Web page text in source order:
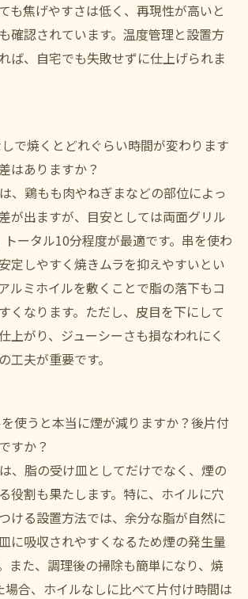
も焦げやすさは低く、再現性が高いと
確認されています。温度管理と設置方
ば、自宅でも失敗せずに仕上げられま
で焼くとどれぐらい時間が変わります
はありますか？
、鶏もも肉やねぎまなどの部位によっ
が出ますが、目安としては両面グリル
ータル10分程度が最適です。串を使わ
定しやすく焼きムラを抑えやすいとい
ルミホイルを敷くことで脂の落下もコ
くなります。ただし、皮目を下にして
上がり、ジューシーさも損なわれにく
工夫が重要です。
使うと本当に煙が減りますか？後片付
すか？
、脂の受け皿としてだけでなく、煙の
役割も果たします。特に、ホイルに穴
ける設置方法では、余分な脂が自然に
に吸収されやすくなるため煙の発生量
また、調理後の掃除も簡単になり、焼
場合、ホイルなしに比べて片付け時間は